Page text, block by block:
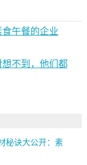
午餐的企业
不到，他们都
秘诀大公开：素